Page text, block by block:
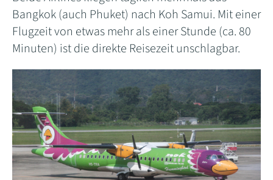
Bangkok (auch Phuket) nach Koh Samui. Mit einer
Flugzeit von etwas mehr als einer Stunde (ca. 80
Minuten) ist die direkte Reisezeit unschlagbar.